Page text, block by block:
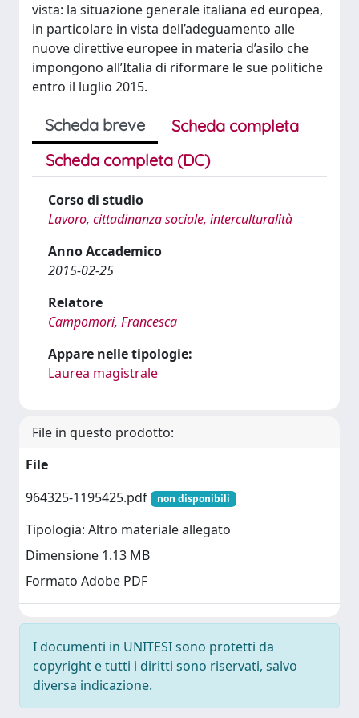
vista: la situazione generale italiana ed europea,
in particolare in vista dell’adeguamento alle
nuove direttive europee in materia d’asilo che
impongono all’Italia di riformare le sue politiche
entro il luglio 2015.
Scheda breve
Scheda completa
Scheda completa (DC)
Corso di studio
Lavoro, cittadinanza sociale, interculturalità
Anno Accademico
2015-02-25
Relatore
Campomori, Francesca
Appare nelle tipologie:
Laurea magistrale
File in questo prodotto:
File
964325-1195425.pdf
non disponibili
Tipologia: Altro materiale allegato
Dimensione 1.13 MB
Formato Adobe PDF
I documenti in UNITESI sono protetti da
copyright e tutti i diritti sono riservati, salvo
diversa indicazione.